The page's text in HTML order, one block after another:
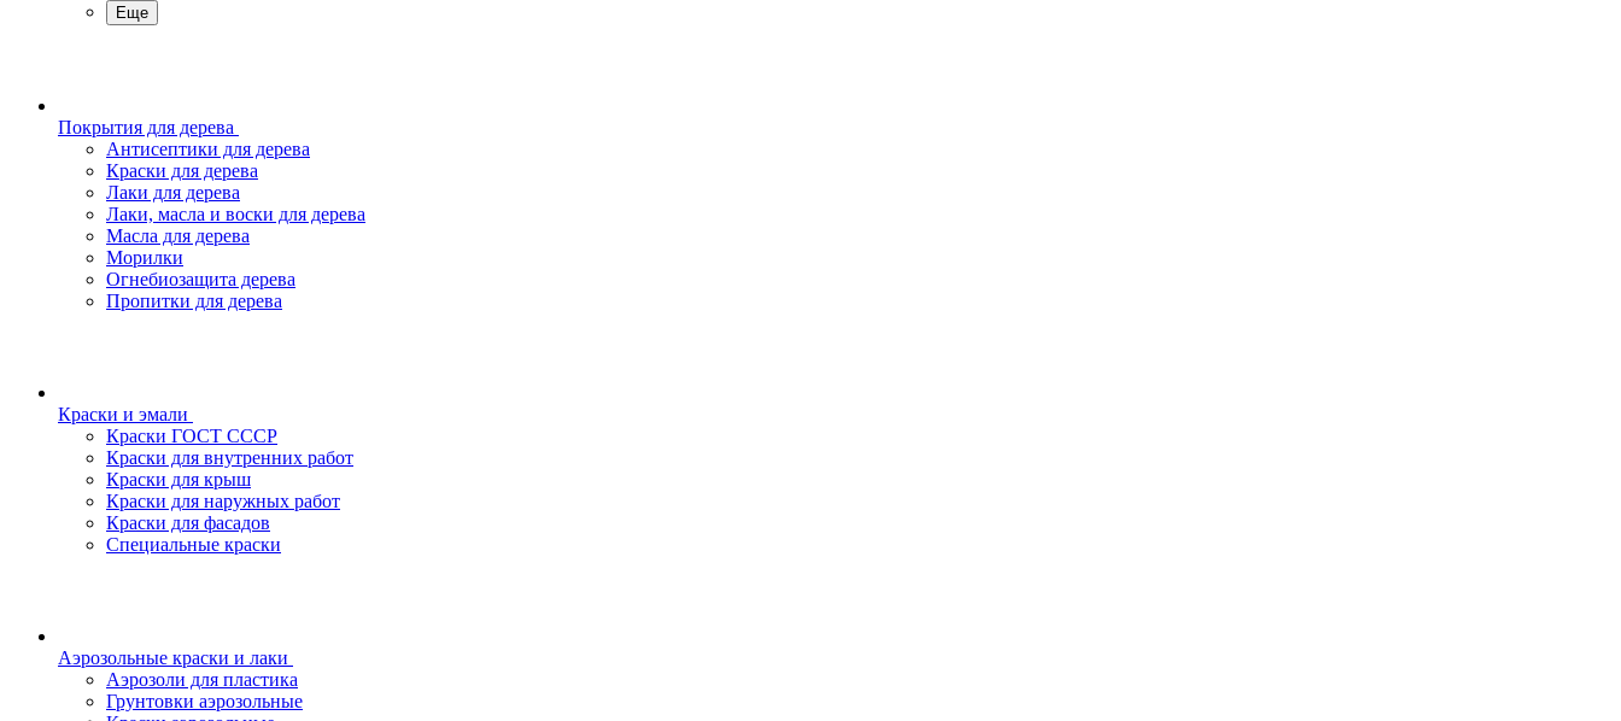
Еще
Покрытия для дерева
Антисептики для дерева
Краски для дерева
Лаки для дерева
Лаки, масла и воски для дерева
Масла для дерева
Морилки
Огнебиозащита дерева
Пропитки для дерева
Краски и эмали
Краски ГОСТ СССР
Краски для внутренних работ
Краски для крыш
Краски для наружных работ
Краски для фасадов
Специальные краски
Аэрозольные краски и лаки
Аэрозоли для пластика
Грунтовки аэрозольные